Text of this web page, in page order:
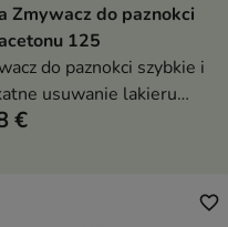
Dodaj do koszyka
Zmywacz do paznokci
125
do paznokci szybkie i
usuwanie lakieru
płytkę cytrusowy
€
favorite_border